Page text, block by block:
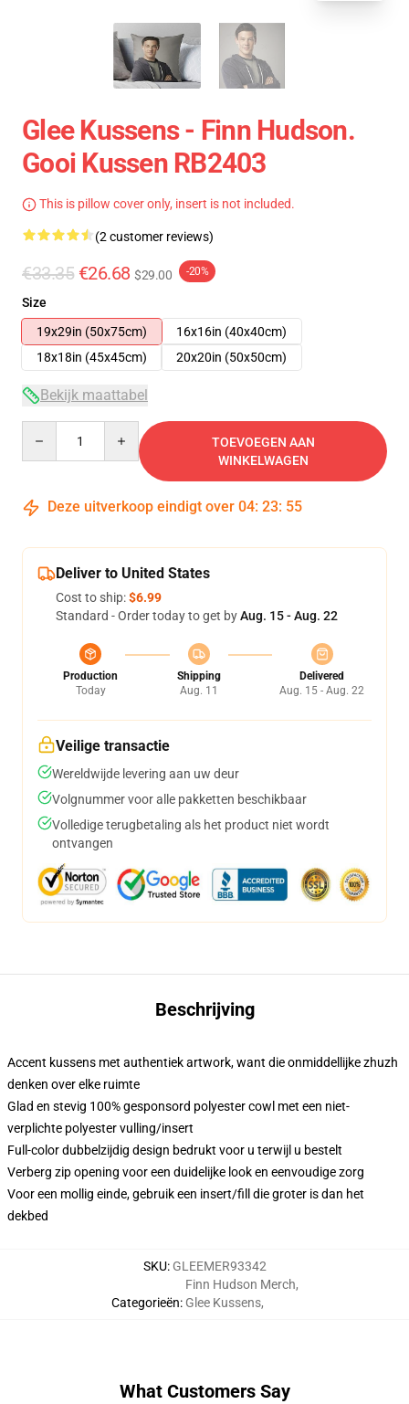
Glee Kussens - Finn Hudson.
Gooi Kussen RB2403
This is pillow cover only, insert is not included.
(2 customer reviews)
€33.35 €26.68 $29.00 -20%
Size
19x29in (50x75cm)
16x16in (40x40cm)
18x18in (45x45cm)
20x20in (50x50cm)
Bekijk maattabel
TOEVOEGEN AAN
WINKELWAGEN
Deze uitverkoop eindigt over 04: 23: 54
Deliver to United States
Cost to ship:$6.99
Standard - Order today to get byAug. 15 - Aug. 22
Production
Today
Shipping
Aug. 11
Delivered
Aug. 15 - Aug. 22
Veilige transactie
Wereldwijde levering aan uw deur
Volgnummer voor alle pakketten beschikbaar
Volledige terugbetaling als het product niet wordt
ontvangen
Beschrijving
Accent kussens met authentiek artwork, want die onmiddellijke zhuzh
denken over elke ruimte
Glad en stevig 100% gesponsord polyester cowl met een niet-
verplichte polyester vulling/insert
Full-color dubbelzijdig design bedrukt voor u terwijl u bestelt
Verberg zip opening voor een duidelijke look en eenvoudige zorg
Voor een mollig einde, gebruik een insert/fill die groter is dan het
dekbed
SKU: GLEEMER93342
Categorieën:
Finn Hudson Merch,
Glee Kussens,
What Customers Say